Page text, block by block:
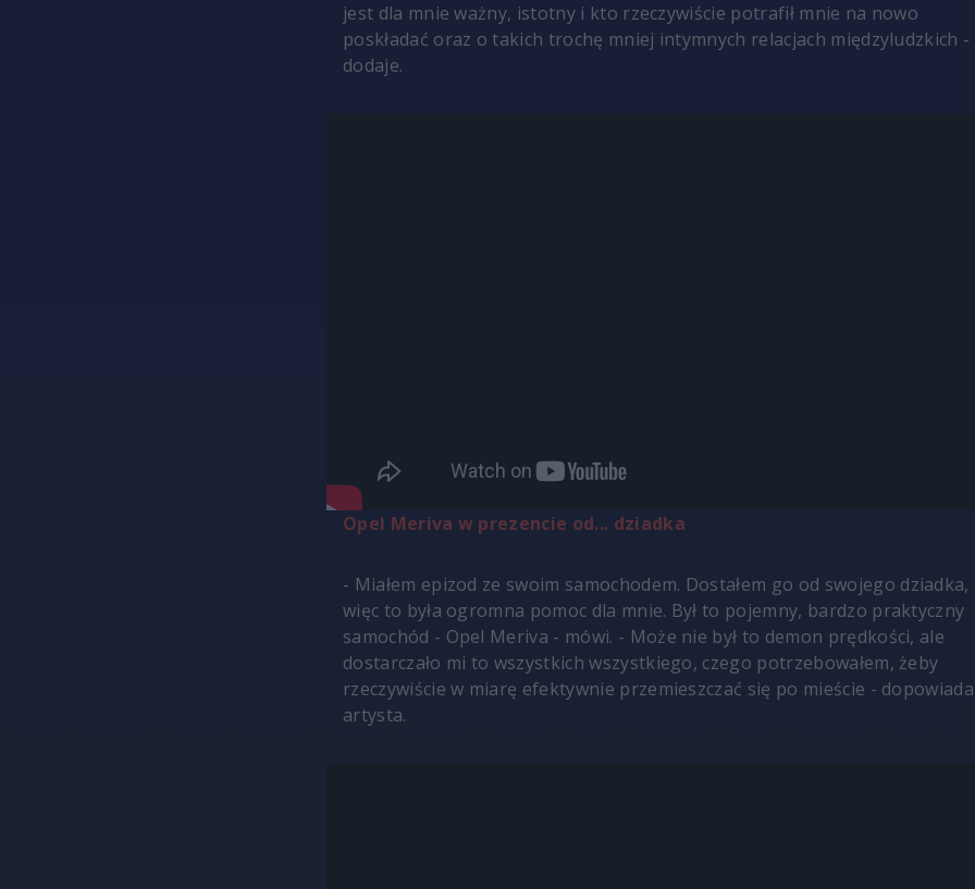
jest dla mnie ważny, istotny i kto rzeczywiście potrafił mnie na nowo
poskładać oraz o takich trochę mniej intymnych relacjach międzyludzkich -
dodaje.
Opel Meriva w prezencie od... dziadka
- Miałem epizod ze swoim samochodem. Dostałem go od swojego dziadka,
więc to była ogromna pomoc dla mnie. Był to pojemny, bardzo praktyczny
samochód - Opel Meriva - mówi. - Może nie był to demon prędkości, ale
dostarczało mi to wszystkich wszystkiego, czego potrzebowałem, żeby
rzeczywiście w miarę efektywnie przemieszczać się po mieście - dopowiada
artysta.